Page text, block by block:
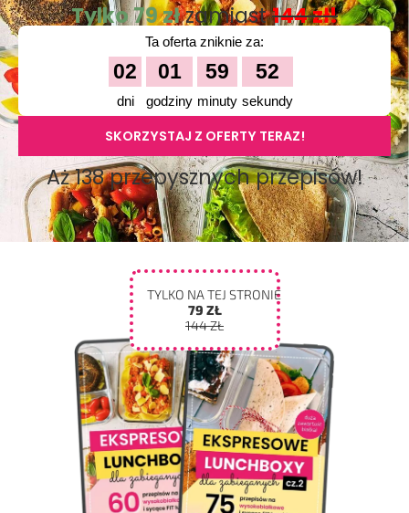
Tylko 79 złzamiast144 zł!
Ta oferta zniknie za:
02
dni
01
godziny
59
minuty
51
sekundy
SKORZYSTAJ Z OFERTY TERAZ!
Aż 138 przepysznych przepisów!
TYLKO NA TEJ STRONIE
79 ZŁ
144 ZŁ